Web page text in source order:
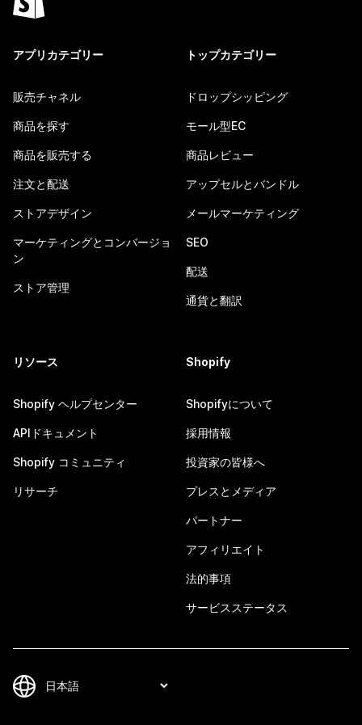
アプリカテゴリー
販売チャネル
商品を探す
商品を販売する
注文と配送
ストアデザイン
マーケティングとコンバージョ
ン
ストア管理
トップカテゴリー
ドロップシッピング
モール型EC
商品レビュー
アップセルとバンドル
メールマーケティング
SEO
配送
通貨と翻訳
リソース
Shopify ヘルプセンター
APIドキュメント
Shopify コミュニティ
リサーチ
Shopify
Shopifyについて
採用情報
投資家の皆様へ
プレスとメディア
パートナー
アフィリエイト
法的事項
サービスステータス